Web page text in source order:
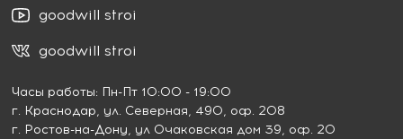
goodwill stroi
goodwill stroi
Часы работы: Пн-Пт 10:00 - 19:00
г. Краснодар, ул. Северная, 490, оф. 208
г. Ростов-на-Дону, ул Очаковская дом 39, оф. 20